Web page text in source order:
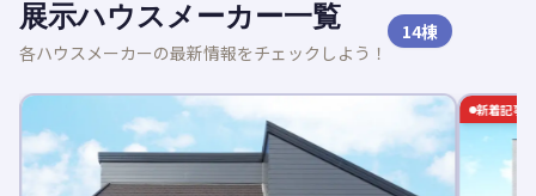
展示ハウスメーカー一覧
各ハウスメーカーの最新情報をチェックしよう！
14棟
新着記事